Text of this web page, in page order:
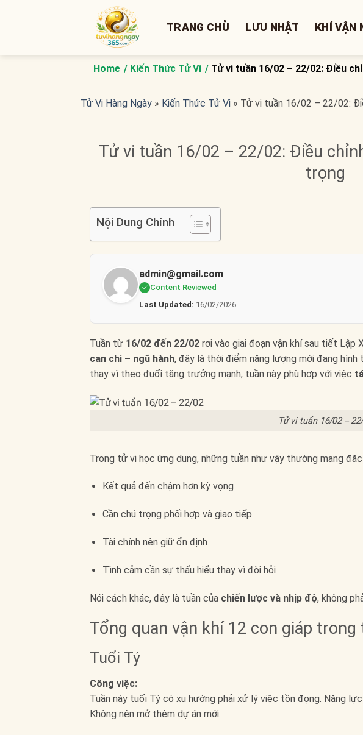
dung
TRANG CHỦ LƯU NHẬT KHÍ VẬN
Home Kiến Thức Tử Vi Tử vi tuần 16/02 – 22/02: Điều
Tử Vi Hàng Ngày » Kiến Thức Tử Vi » Tử vi tuần 16/02 – 22/02:
Tử vi tuần 16/02 – 22/02: Điều
trọng
Nội Dung Chính
admin@gmail.com
Content Reviewed
Last Updated: 16/02/2026
Tuần từ 16/02 đến 22/02 rơi vào giai đoạn vận khí sau tiết Lập
can chi – ngũ hành, đây là thời điểm năng lượng mới đang
thay vì theo đuổi tăng trưởng mạnh, tuần này phù hợp với việc
Tử vi tuần 16/02 –
Trong tử vi học ứng dụng, những tuần như vậy thường mang
Kết quả đến chậm hơn kỳ vọng
Cần chú trọng phối hợp và giao tiếp
Tài chính nên giữ ổn định
Tình cảm cần sự thấu hiểu thay vì đòi hỏi
Nói cách khác, đây là tuần của chiến lược và nhịp độ, không
Tổng quan vận khí 12 con giáp trong
Tuổi Tý
Công việc:
Tuần này tuổi Tý có xu hướng phải xử lý việc tồn đọng. Năng
Không nên mở thêm dự án mới.